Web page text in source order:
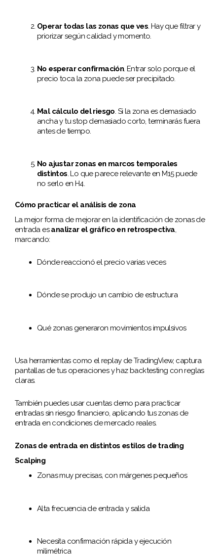
Operar todas las zonas que ves . Hay que filtrar y
priorizar según calidad y momento.
No esperar confirmación. Entrar solo porque el
precio toca la zona puede ser precipitado.
Mal cálculo del riesgo. Si la zona es demasiado
ancha y tu stop demasiado corto, terminarás fuera
antes de tiempo.
No ajustar zonas en marcos temporales
distintos. Lo que parece relevante en M15 puede
no serlo en H4.
Cómo practicar el análisis de zona
La mejor forma de mejorar en la identificación de zonas de
entrada esanalizar el gráfico en retrospectiva,
marcando:
Dónde reaccionó el precio varias veces
Dónde se produjo un cambio de estructura
Qué zonas generaron movimientos impulsivos
Usa herramientas como el replay de TradingView, captura
pantallas de tus operaciones y haz backtesting con reglas
claras.
También puedes usar cuentas demo para practicar
entradas sin riesgo financiero, aplicando tus zonas de
entrada en condiciones de mercado reales.
Zonas de entrada en distintos estilos de trading
Scalping
Zonas muy precisas, con márgenes pequeños
Alta frecuencia de entrada y salida
Necesita confirmación rápida y ejecución
milimétrica